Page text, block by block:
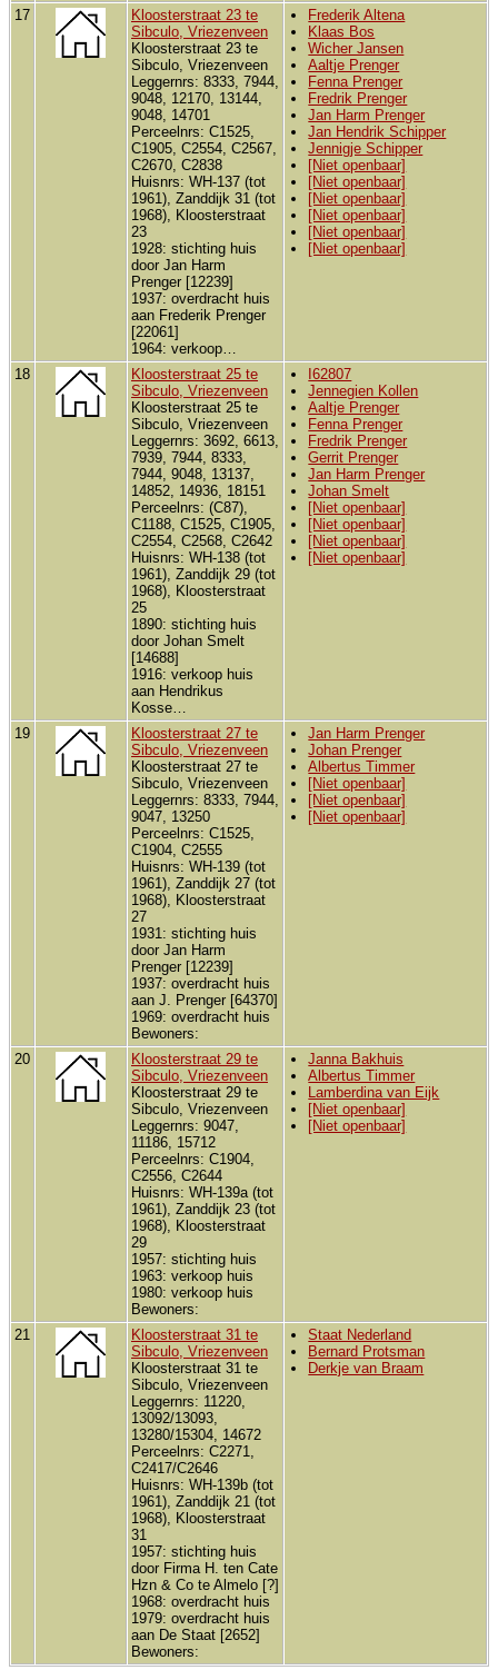
17
Kloosterstraat 23 te
Sibculo, Vriezenveen
Kloosterstraat 23 te
Sibculo, Vriezenveen
Leggernrs: 8333, 7944,
9048, 12170, 13144,
9048, 14701
Perceelnrs: C1525,
C1905, C2554, C2567,
C2670, C2838
Huisnrs: WH-137 (tot
1961), Zanddijk 31 (tot
1968), Kloosterstraat
23
1928: stichting huis
door Jan Harm
Prenger [12239]
1937: overdracht huis
aan Frederik Prenger
[22061]
1964: verkoop…
Frederik Altena
Klaas Bos
Wicher Jansen
Aaltje Prenger
Fenna Prenger
Fredrik Prenger
Jan Harm Prenger
Jan Hendrik Schipper
Jennigje Schipper
[Niet openbaar]
[Niet openbaar]
[Niet openbaar]
[Niet openbaar]
[Niet openbaar]
[Niet openbaar]
18
Kloosterstraat 25 te
Sibculo, Vriezenveen
Kloosterstraat 25 te
Sibculo, Vriezenveen
Leggernrs: 3692, 6613,
7939, 7944, 8333,
7944, 9048, 13137,
14852, 14936, 18151
Perceelnrs: (C87),
C1188, C1525, C1905,
C2554, C2568, C2642
Huisnrs: WH-138 (tot
1961), Zanddijk 29 (tot
1968), Kloosterstraat
25
1890: stichting huis
door Johan Smelt
[14688]
1916: verkoop huis
aan Hendrikus
Kosse…
I62807
Jennegien Kollen
Aaltje Prenger
Fenna Prenger
Fredrik Prenger
Gerrit Prenger
Jan Harm Prenger
Johan Smelt
[Niet openbaar]
[Niet openbaar]
[Niet openbaar]
[Niet openbaar]
19
Kloosterstraat 27 te
Sibculo, Vriezenveen
Kloosterstraat 27 te
Sibculo, Vriezenveen
Leggernrs: 8333, 7944,
9047, 13250
Perceelnrs: C1525,
C1904, C2555
Huisnrs: WH-139 (tot
1961), Zanddijk 27 (tot
1968), Kloosterstraat
27
1931: stichting huis
door Jan Harm
Prenger [12239]
1937: overdracht huis
aan J. Prenger [64370]
1969: overdracht huis
Bewoners:
Jan Harm Prenger
Johan Prenger
Albertus Timmer
[Niet openbaar]
[Niet openbaar]
[Niet openbaar]
20
Kloosterstraat 29 te
Sibculo, Vriezenveen
Kloosterstraat 29 te
Sibculo, Vriezenveen
Leggernrs: 9047,
11186, 15712
Perceelnrs: C1904,
C2556, C2644
Huisnrs: WH-139a (tot
1961), Zanddijk 23 (tot
1968), Kloosterstraat
29
1957: stichting huis
1963: verkoop huis
1980: verkoop huis
Bewoners:
Janna Bakhuis
Albertus Timmer
Lamberdina van Eijk
[Niet openbaar]
[Niet openbaar]
21
Kloosterstraat 31 te
Sibculo, Vriezenveen
Kloosterstraat 31 te
Sibculo, Vriezenveen
Leggernrs: 11220,
13092/13093,
13280/15304, 14672
Perceelnrs: C2271,
C2417/C2646
Huisnrs: WH-139b (tot
1961), Zanddijk 21 (tot
1968), Kloosterstraat
31
1957: stichting huis
door Firma H. ten Cate
Hzn & Co te Almelo [?]
1968: overdracht huis
1979: overdracht huis
aan De Staat [2652]
Bewoners:
Staat Nederland
Bernard Protsman
Derkje van Braam